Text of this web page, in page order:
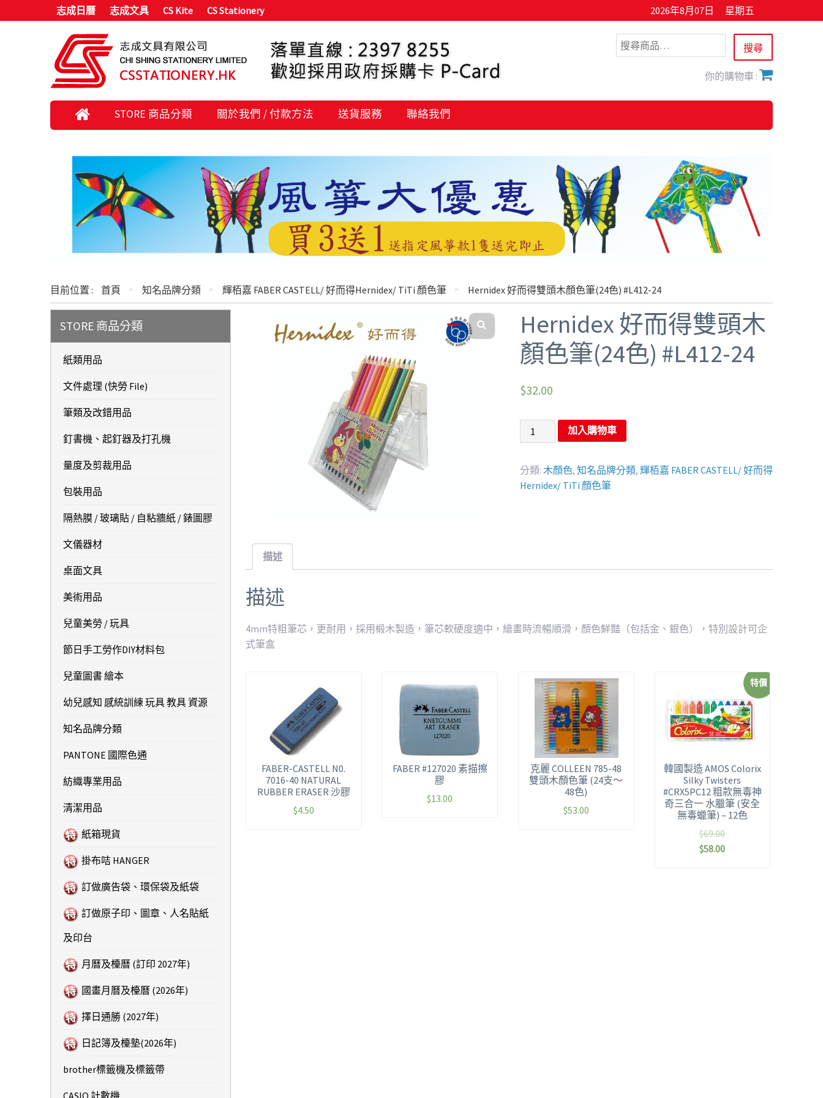
志成日曆 志成文具 CS Kite CS Stationery 2026年8月07日 星期五
你的購物車 :
STORE 商品分類 關於我們 / 付款方法 送貨服務 聯絡我們
目前位置 : 首頁 知名品牌分類 輝栢嘉 FABER CASTELL/ 好而得Hernidex/ TiTi 顏色筆 Hernidex 好而得雙頭木顏色筆(24色) #L412-24
Hernidex 好而得雙頭木
顏色筆(24色) #L412-24
$32.00
加入購物車
分類: 木顏色, 知名品牌分類, 輝栢嘉 FABER CASTELL/ 好而得
Hernidex/ TiTi 顏色筆
描述
描述
4mm特粗筆芯，更耐用，採用椴木製造，筆芯軟硬度適中，繪畫時流暢順滑，顏色鮮豔（包括金、銀色），特別設計可企
式筆盒
FABER-CASTELL N0.
7016-40 NATURAL
RUBBER ERASER 沙膠
$4.50
FABER #127020 素描擦
膠
$13.00
克麗 COLLEEN 785-48
雙頭木顏色筆 (24支～
48色)
$53.00
特價
韓國製造 AMOS Colorix
Silky Twisters
#CRX5PC12 粗款無毒神
奇三合一 水臘筆 (安全
無毒蠟筆) – 12色
$69.00
$58.00
STORE 商品分類
紙類用品
文件處理 (快勞 File)
筆類及改錯用品
釘書機、起釘器及打孔機
量度及剪裁用品
包裝用品
隔熱膜 / 玻璃貼 / 自粘牆紙 / 錶圖膠
文儀器材
桌面文具
美術用品
兒童美勞 / 玩具
節日手工勞作DIY材料包
兒童圖書 繪本
幼兒感知 感統訓練 玩具 教具 資源
知名品牌分類
PANTONE 國際色通
紡織專業用品
清潔用品
紙箱現貨
掛布咭 HANGER
訂做廣告袋、環保袋及紙袋
訂做原子印、圖章、人名貼紙
及印台
月曆及檯曆 (訂印 2027年)
國畫月曆及檯曆 (2026年)
擇日通勝 (2027年)
日記簿及檯墊(2026年)
brother標籤機及標籤帶